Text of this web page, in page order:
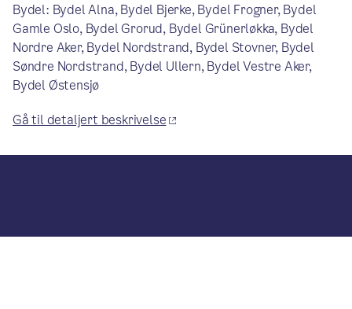
Bydel: Bydel Alna, Bydel Bjerke, Bydel Frogner, Bydel
Gamle Oslo, Bydel Grorud, Bydel Grünerløkka, Bydel
Nordre Aker, Bydel Nordstrand, Bydel Stovner, Bydel
Søndre Nordstrand, Bydel Ullern, Bydel Vestre Aker,
Bydel Østensjø
Gå til detaljert beskrivelse